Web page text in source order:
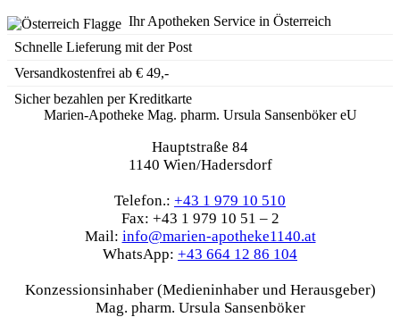
Ihr Apotheken Service in Österreich
Schnelle Lieferung mit der Post
Versandkostenfrei ab € 49,-
Sicher bezahlen per Kreditkarte
Marien-Apotheke Mag. pharm. Ursula Sansenböker eU
Hauptstraße 84
1140 Wien/Hadersdorf
Telefon.: +43 1 979 10 510
Fax: +43 1 979 10 51 – 2
Mail: info@marien-apotheke1140.at
WhatsApp: +43 664 12 86 104
Konzessionsinhaber (Medieninhaber und Herausgeber)
Mag. pharm. Ursula Sansenböker